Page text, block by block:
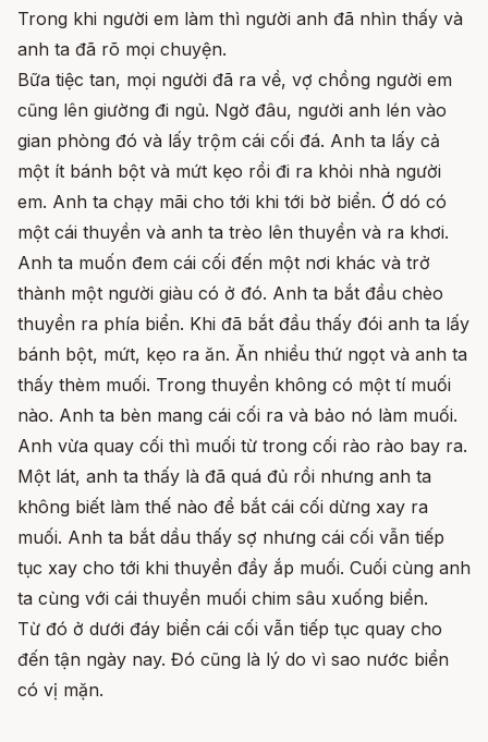
Trong khi người em làm thì người anh đã nhìn thấy và
anh ta đã rõ mọi chuyện.
Bữa tiệc tan, mọi người đã ra về, vợ chồng người em
cũng lên giường đi ngủ. Ngờ đâu, người anh lén vào
gian phòng đó và lấy trộm cái cối đá. Anh ta lấy cả
một ít bánh bột và mứt kẹo rồi đi ra khỏi nhà người
em. Anh ta chạy mãi cho tới khi tới bờ biển. Ớ dó có
một cái thuyền và anh ta trèo lên thuyền và ra khơi.
Anh ta muốn đem cái cối đến một nơi khác và trở
thành một người giàu có ở đó. Anh ta bắt đầu chèo
thuyền ra phía biển. Khi đã bắt đầu thấy đói anh ta lấy
bánh bột, mứt, kẹo ra ăn. Ăn nhiều thứ ngọt và anh ta
thấy thèm muối. Trong thuyền không có một tí muối
nào. Anh ta bèn mang cái cối ra và bảo nó làm muối.
Anh vừa quay cối thì muối từ trong cối rào rào bay ra.
Một lát, anh ta thấy là đã quá đủ rồi nhưng anh ta
không biết làm thế nào để bắt cái cối dừng xay ra
muối. Anh ta bắt dầu thấy sợ nhưng cái cối vẫn tiếp
tục xay cho tới khi thuyền đầy ắp muối. Cuối cùng anh
ta cùng với cái thuyền muối chim sâu xuống biển.
Từ đó ở dưới đáy biển cái cối vẫn tiếp tục quay cho
đến tận ngày nay. Đó cũng là lý do vì sao nước biển
có vị mặn.